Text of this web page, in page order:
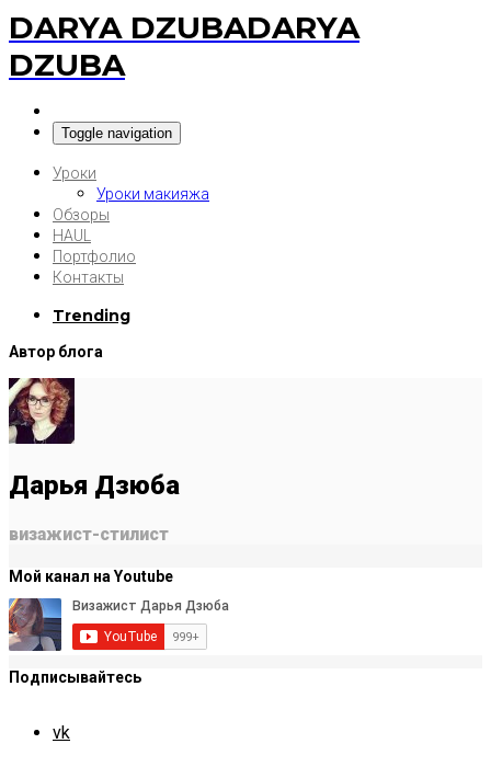
DARYA DZUBADARYA
DZUBA
Toggle navigation
Уроки
Уроки макияжа
Обзоры
HAUL
Портфолио
Контакты
Trending
Автор блога
Дарья Дзюба
визажист-стилист
Мой канал на Youtube
Подписывайтесь
vk